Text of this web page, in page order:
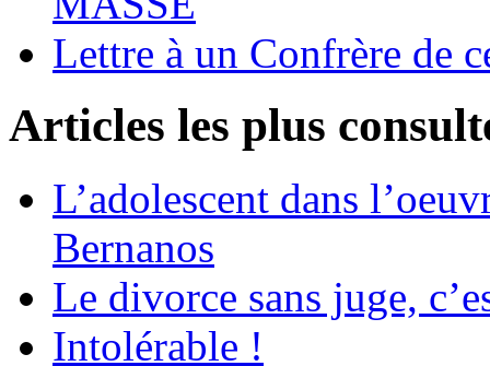
Lettre à un Confrère de
Articles les plus
L’adolescent dans
Bernanos
Le divorce sans juge,
Intolérable !